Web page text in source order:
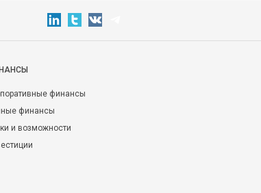
финансы
финансы
и возможности